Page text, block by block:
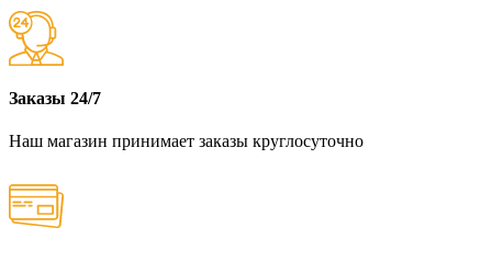
Заказы 24/7
Наш магазин принимает заказы круглосуточно